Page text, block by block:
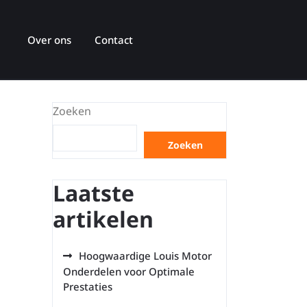
Over ons Contact
Zoeken
Zoeken
Laatste
artikelen
Hoogwaardige Louis Motor
Onderdelen voor Optimale
Prestaties